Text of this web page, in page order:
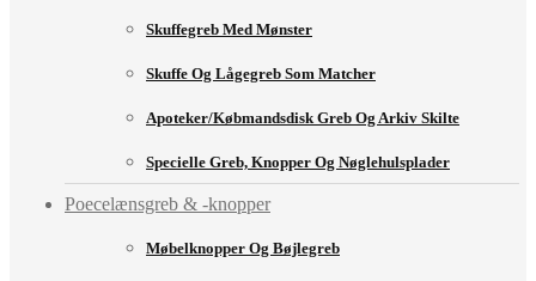
Skuffegreb Med Mønster
Skuffe Og Lågegreb Som Matcher
Apoteker/købmandsdisk Greb Og Arkiv Skilte
Specielle Greb, Knopper Og Nøglehulsplader
Poecelænsgreb & -knopper
Møbelknopper Og Bøjlegreb